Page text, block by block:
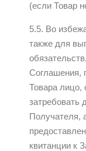
(если Товар
5.5. Во
также для
Соглашения,
Товара лицо,
затребовать
Получателя,
квитанции к